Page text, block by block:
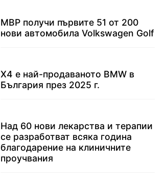
МВР получи първите 51 от 200
нови автомобила Volkswagen Golf
X4 е най-продаваното BMW в
България през 2025 г.
Над 60 нови лекарства и терапии
се разработват всяка година
благодарение на клиничните
проучвания